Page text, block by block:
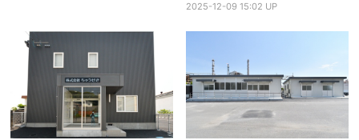
2025-12-09 15:02 UP